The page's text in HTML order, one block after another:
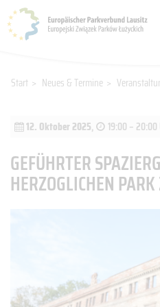
Start > Neues & Termine >
12. Oktober 2025, 19:00 –
GEFÜHRTER
HERZOGLICHEN